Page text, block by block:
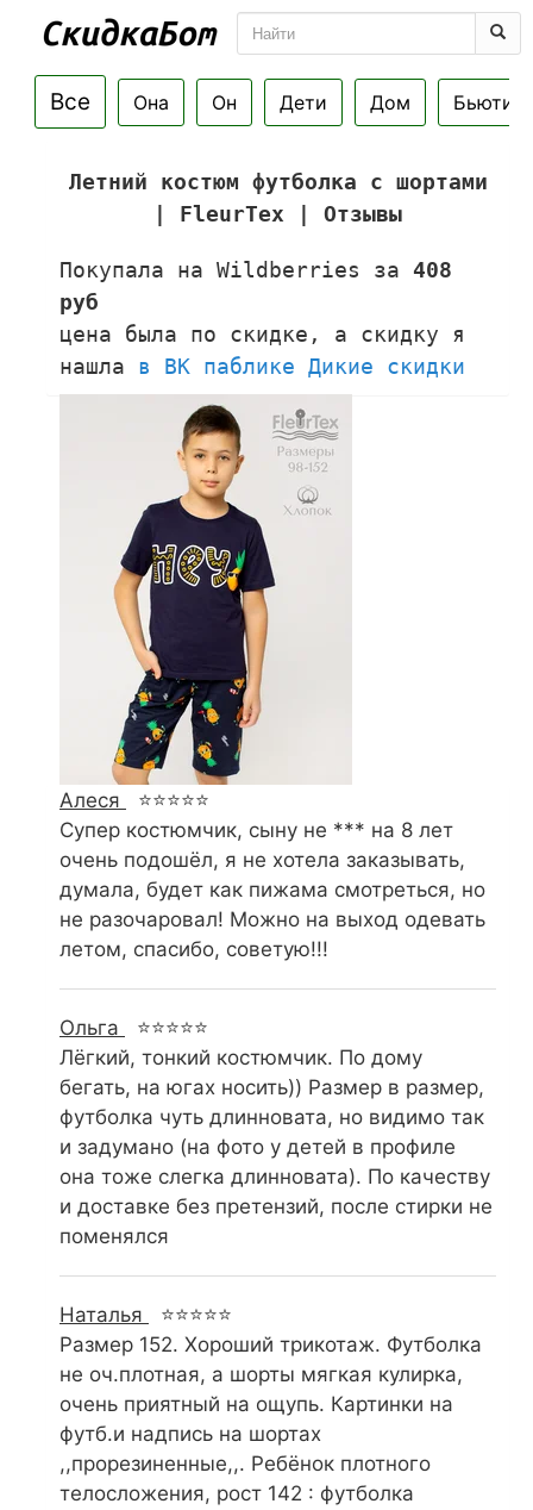
Все Она Он Дети Дом Бьюти
Летний костюм футболка с шортами
| FleurTex | Отзывы
Покупала на Wildberries за 408
руб
цена была по скидке, а скидку я
нашла в ВК паблике Дикие скидки
Алеся
⭐⭐⭐⭐⭐
Супер костюмчик, сыну не *** на 8 лет
очень подошёл, я не хотела заказывать,
думала, будет как пижама смотреться, но
не разочаровал! Можно на выход одевать
летом, спасибо, советую!!!
Ольга
⭐⭐⭐⭐⭐
Лёгкий, тонкий костюмчик. По дому
бегать, на югах носить)) Размер в размер,
футболка чуть длинновата, но видимо так
и задумано (на фото у детей в профиле
она тоже слегка длинновата). По качеству
и доставке без претензий, после стирки не
поменялся
Наталья
⭐⭐⭐⭐⭐
Размер 152. Хороший трикотаж. Футболка
не оч.плотная, а шорты мягкая кулирка,
очень приятный на ощупь. Картинки на
футб.и надпись на шортах
,,прорезиненные,,. Ребёнок плотного
телосложения, рост 142 : футболка